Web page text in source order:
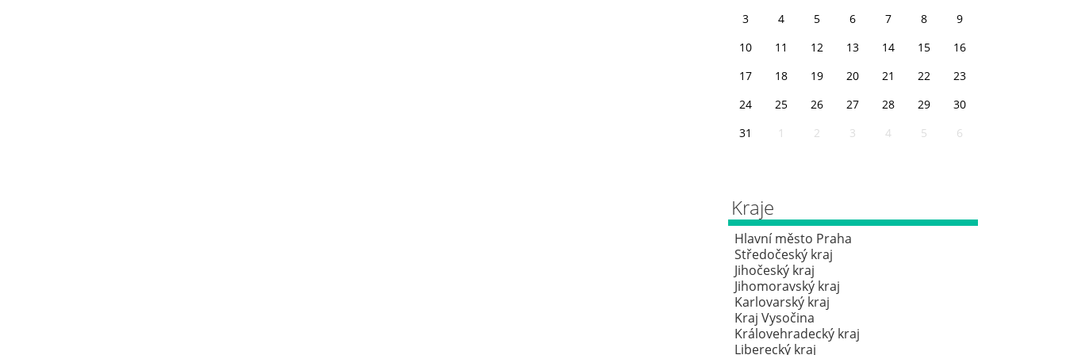
3 4 5 6 7 8
9
10
11 12 13 14 15
16
17
18 19 20 21 22
23
24
25 26 27 28 29
30
31
1 2 3 4 5 6
Kraje
Hlavní město Praha
Středočeský kraj
Jihočeský kraj
Jihomoravský kraj
Karlovarský kraj
Kraj Vysočina
Královehradecký kraj
Liberecký kraj